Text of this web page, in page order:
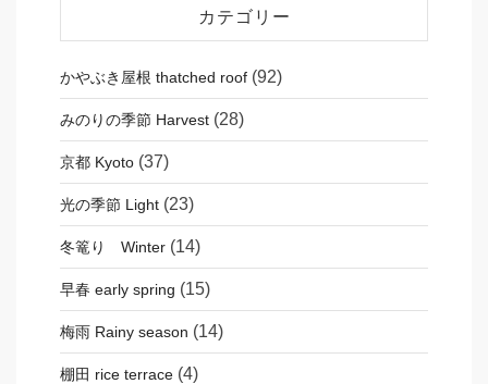
カテゴリー
かやぶき屋根 thatched roof (92)
みのりの季節 Harvest (28)
京都 Kyoto (37)
光の季節 Light (23)
冬篭り Winter (14)
早春 early spring (15)
梅雨 Rainy season (14)
棚田 rice terrace (4)